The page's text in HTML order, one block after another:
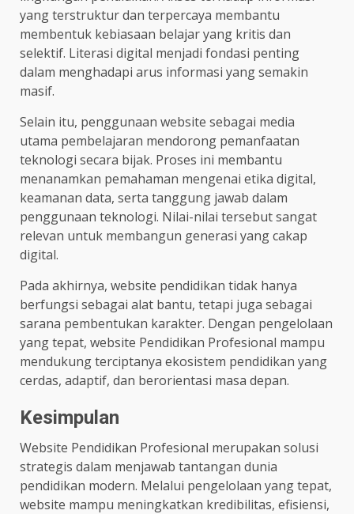
yang terstruktur dan terpercaya membantu
membentuk kebiasaan belajar yang kritis dan
selektif. Literasi digital menjadi fondasi penting
dalam menghadapi arus informasi yang semakin
masif.
Selain itu, penggunaan website sebagai media
utama pembelajaran mendorong pemanfaatan
teknologi secara bijak. Proses ini membantu
menanamkan pemahaman mengenai etika digital,
keamanan data, serta tanggung jawab dalam
penggunaan teknologi. Nilai-nilai tersebut sangat
relevan untuk membangun generasi yang cakap
digital.
Pada akhirnya, website pendidikan tidak hanya
berfungsi sebagai alat bantu, tetapi juga sebagai
sarana pembentukan karakter. Dengan pengelolaan
yang tepat, website Pendidikan Profesional mampu
mendukung terciptanya ekosistem pendidikan yang
cerdas, adaptif, dan berorientasi masa depan.
Kesimpulan
Website Pendidikan Profesional merupakan solusi
strategis dalam menjawab tantangan dunia
pendidikan modern. Melalui pengelolaan yang tepat,
website mampu meningkatkan kredibilitas, efisiensi,